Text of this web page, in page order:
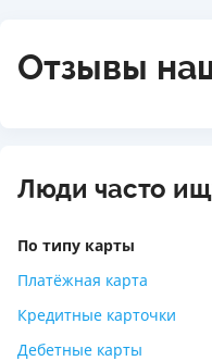
Отзывы
Люди часто
По типу карты
Платёжная карта
Кредитные карточки
Дебетные карты